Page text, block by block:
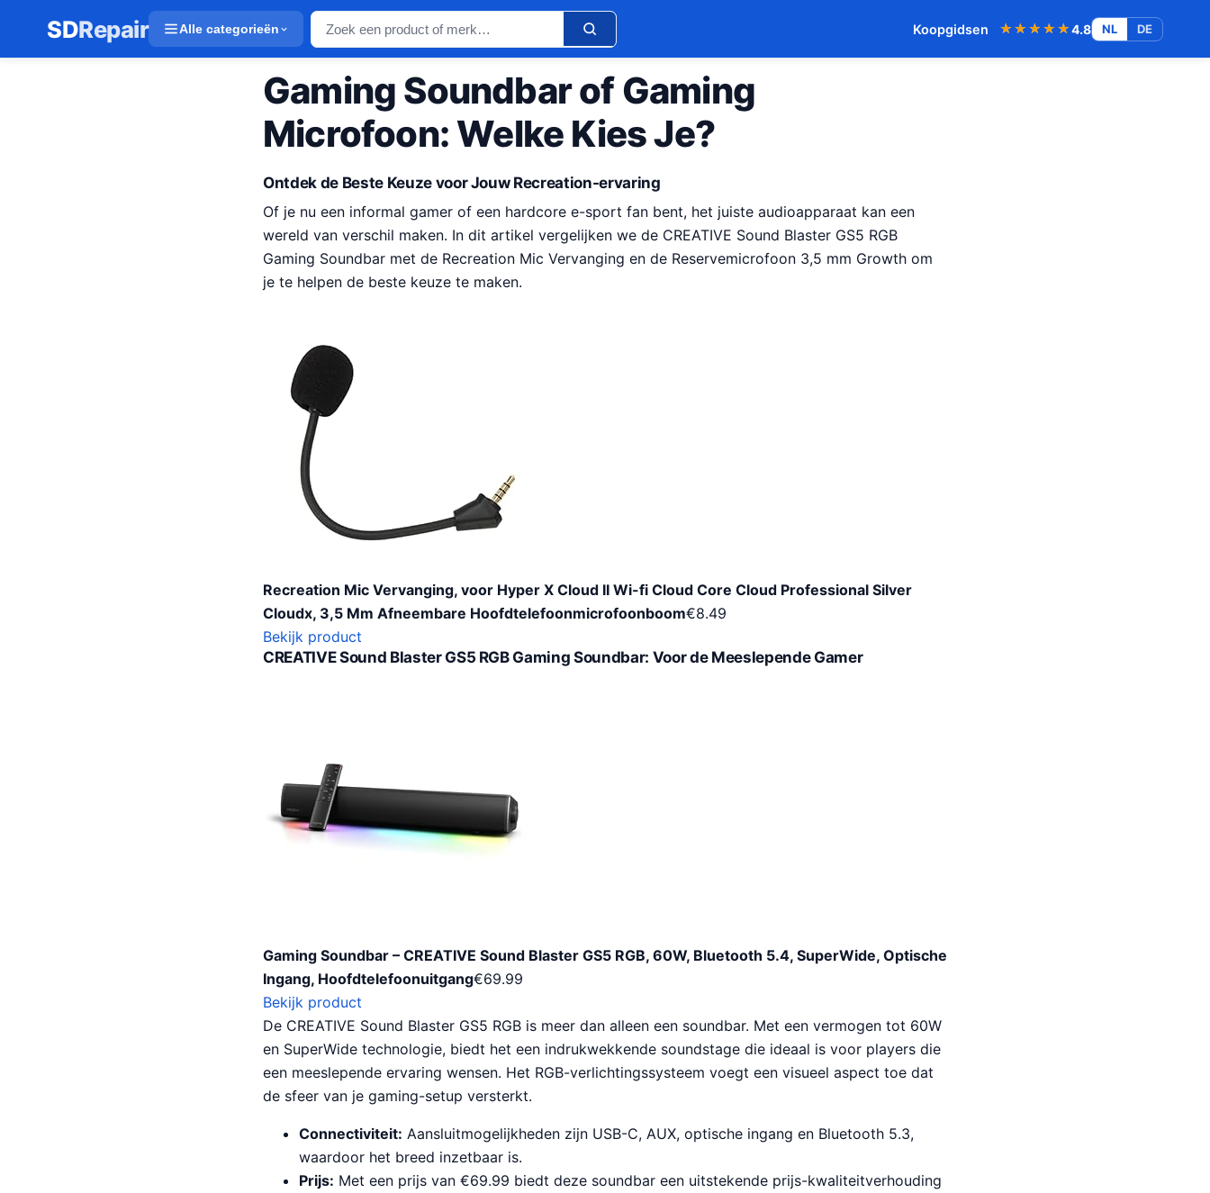
SDRepair Alle categorieën Koopgidsen ★★★★★
★★★★★4.8 NL DE
Gaming Soundbar of Gaming
Microfoon: Welke Kies Je?
Ontdek de Beste Keuze voor Jouw Recreation-ervaring
Of je nu een informal gamer of een hardcore e-sport fan bent, het juiste audioapparaat kan een
wereld van verschil maken. In dit artikel vergelijken we de CREATIVE Sound Blaster GS5 RGB
Gaming Soundbar met de Recreation Mic Vervanging en de Reservemicrofoon 3,5 mm Growth om
je te helpen de beste keuze te maken.
Recreation Mic Vervanging, voor Hyper X Cloud II Wi-fi Cloud Core Cloud Professional Silver
Cloudx, 3,5 Mm Afneembare Hoofdtelefoonmicrofoonboom€8.49
Bekijk product
CREATIVE Sound Blaster GS5 RGB Gaming Soundbar: Voor de Meeslepende Gamer
Gaming Soundbar – CREATIVE Sound Blaster GS5 RGB, 60W, Bluetooth 5.4, SuperWide, Optische
Ingang, Hoofdtelefoonuitgang€69.99
Bekijk product
De CREATIVE Sound Blaster GS5 RGB is meer dan alleen een soundbar. Met een vermogen tot 60W
en SuperWide technologie, biedt het een indrukwekkende soundstage die ideaal is voor players die
een meeslepende ervaring wensen. Het RGB-verlichtingssysteem voegt een visueel aspect toe dat
de sfeer van je gaming-setup versterkt.
Connectiviteit: Aansluitmogelijkheden zijn USB-C, AUX, optische ingang en Bluetooth 5.3,
waardoor het breed inzetbaar is.
Prijs: Met een prijs van €69.99 biedt deze soundbar een uitstekende prijs-kwaliteitverhouding